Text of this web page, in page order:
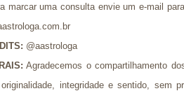
marcar uma consulta envie um e-mail
: @aastrologa
Agradecemos o compartilhamento
integridade e sentido, sem